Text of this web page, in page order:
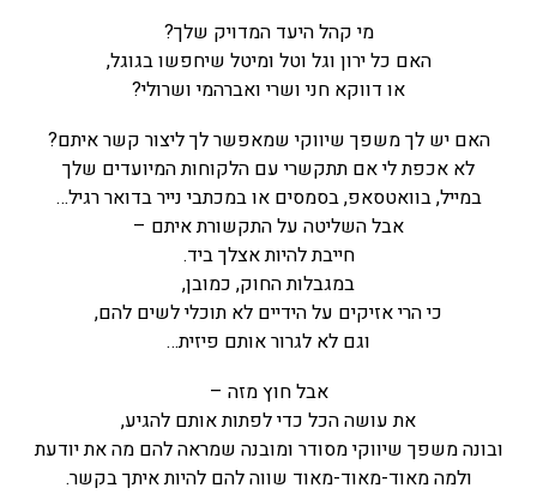
מי קהל היעד המדויק שלך?
האם כל ירון וגל וטל ומיטל שיחפשו בגוגל,
או דווקא חני ושרי ואברהמי ושרולי?
האם יש לך משפך שיווקי שמאפשר לך ליצור קשר איתם?
לא אכפת לי אם תתקשרי עם הלקוחות המיועדים שלך
במייל, בוואטסאפ, בסמסים או במכתבי נייר בדואר רגיל…
אבל השליטה על התקשורת איתם –
חייבת להיות אצלך ביד.
במגבלות החוק, כמובן,
כי הרי אזיקים על הידיים לא תוכלי לשים להם,
וגם לא לגרור אותם פיזית…
אבל חוץ מזה –
את עושה הכל כדי לפתות אותם להגיע,
ובונה משפך שיווקי מסודר ומובנה שמראה להם מה את יודעת
ולמה מאוד-מאוד-מאוד שווה להם להיות איתך בקשר.